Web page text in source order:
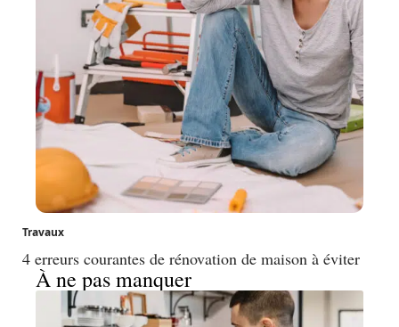
Travaux
4 erreurs courantes de rénovation de maison à éviter
À ne pas manquer